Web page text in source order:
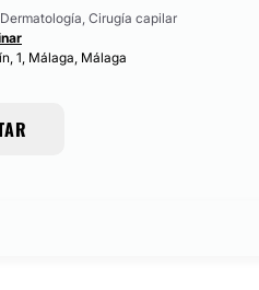
Cirugía capilar
1, Málaga, Málaga